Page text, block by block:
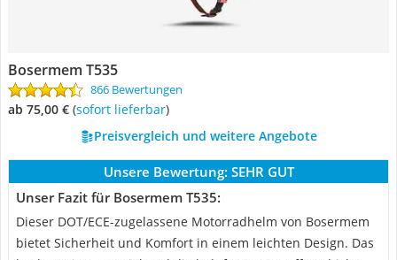
Bosermem T535
866 Bewertungen
ab 75,00 € ( Sofort lieferbar)
Preisvergleich und weitere Angebote
Unsere Bewertung: SEHR GUT
Unser Fazit für Bosermem T535:
Dieser DOT/ECE-zugelassene Motorradhelm von Bosermem
bietet Sicherheit und Komfort in einem leichten Design. Das